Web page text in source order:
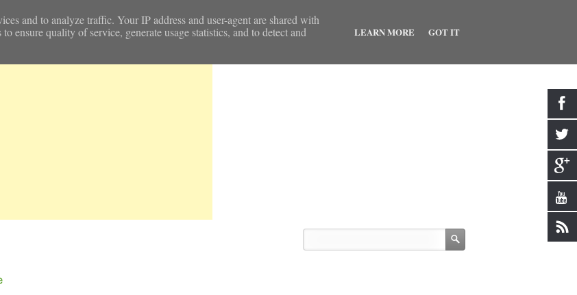
and to analyze traffic. Your IP address and user-agent are shared with
ensure quality of service, generate usage statistics, and to detect and
LEARN MORE GOT IT